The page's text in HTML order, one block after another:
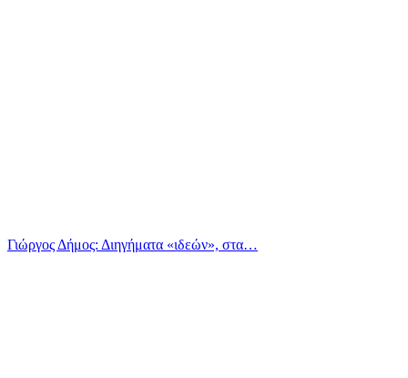
Γιώργος Δήμος: Διηγήματα «ιδεών», στα…